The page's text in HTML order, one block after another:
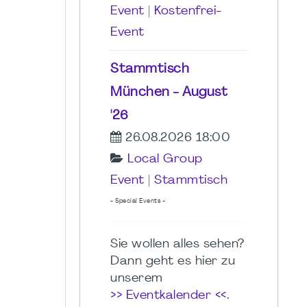
Event
Kostenfrei-
Event
Stammtisch
München - August
'26
26.08.2026 18:00
Local Group
Event
Stammtisch
- Special Events -
Sie wollen alles sehen?
Dann geht es hier zu
unserem
>> Eventkalender <<.